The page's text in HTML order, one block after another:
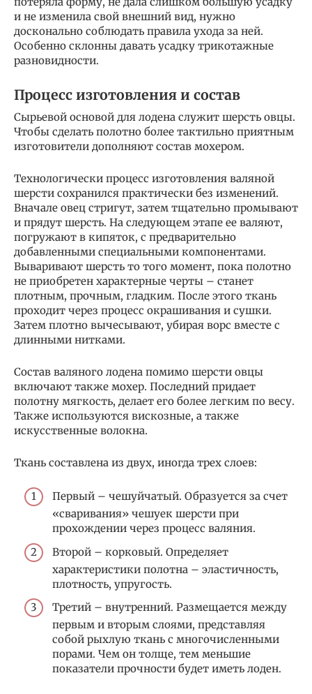
и не изменила свой внешний вид, нужно
досконально соблюдать правила ухода за ней.
Особенно склонны давать усадку трикотажные
разновидности.
Процесс изготовления и состав
Сырьевой основой для лодена служит шерсть овцы.
Чтобы сделать полотно более тактильно приятным
изготовители дополняют состав мохером.
Технологически процесс изготовления валяной
шерсти сохранился практически без изменений.
Вначале овец стригут, затем тщательно промывают
и прядут шерсть. На следующем этапе ее валяют,
погружают в кипяток, с предварительно
добавленными специальными компонентами.
Вываривают шерсть то того момент, пока полотно
не приобретен характерные черты – станет
плотным, прочным, гладким. После этого ткань
проходит через процесс окрашивания и сушки.
Затем плотно вычесывают, убирая ворс вместе с
длинными нитками.
Состав валяного лодена помимо шерсти овцы
включают также мохер. Последний придает
полотну мягкость, делает его более легким по весу.
Также используются вискозные, а также
искусственные волокна.
Ткань составлена из двух, иногда трех слоев:
Первый – чешуйчатый. Образуется за счет
«сваривания» чешуек шерсти при
прохождении через процесс валяния.
Второй – корковый. Определяет
характеристики полотна – эластичность,
плотность, упругость.
Третий – внутренний. Размещается между
первым и вторым слоями, представляя
собой рыхлую ткань с многочисленными
порами. Чем он толще, тем меньшие
показатели прочности будет иметь лоден.